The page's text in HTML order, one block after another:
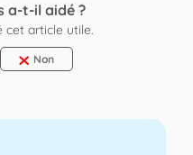
a-t-il aidé ?
cet article utile.
Non